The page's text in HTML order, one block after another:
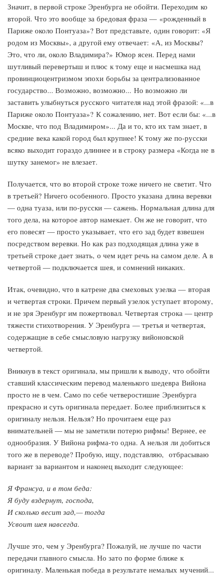
Значит, в первой строке Эренбурга не обойти. Переходим ко
второй. Что это вообще за бредовая фраза — «рожденный в
Париже около Понтуаза»? Вот представьте, один говорит: «Я
родом из Москвы», а другой ему отвечает: «А, из Москвы?
Это, что ли, около Владимира?» Юмор ясен. Перед нами
шутливый перевертыш и плюс к тому еще и насмешка над
провинциоцентризмом эпохи борьбы за централизованное
государство... Возможно, возможно... Но возможно ли
заставить улыбнуться русского читателя над этой фразой: «...в
Париже около Понтуаза»? К сожалению, нет. Вот если бы: «...в
Москве, что под Владимиром»... Да и то, кто их там знает, в
средние века какой город был крупнее! К тому же по-русски
всяко выходит гораздо длиннее и в строку размера «Когда не в
шутку занемог» не влезает.
Получается, что во второй строке тоже ничего не светит. Что
в третьей? Ничего особенного. Просто указана длина веревки
— одна туаза, или по-русски — сажень. Нормальная длина для
того дела, на которое автор намекает. Он же не говорит, что
его повесят — просто указывает, что его зад будет взвешен
посредством веревки. Но как раз подходящая длина уже в
третьей строке дает знать, о чем идет речь на самом деле. А в
четвертой — подключается шея, и сомнений никаких.
Итак, очевидно, что в катрене два смеховых узелка — вторая
и четвертая строки. Причем первый узелок уступает второму,
и не зря Эренбург им пожертвовал. Четвертая строка — центр
тяжести стихотворения. У Эренбурга — третья и четвертая,
содержащие в себе смысловую нагрузку вийоновской
четвертой.
Вникнув в текст оригинала, мы пришли к выводу, что обойти
ставший классическим перевод маленького шедевра Вийона
просто не в чем. Само по себе четверостишие Эренбурга
прекрасно и суть оригинала передает. Более приблизиться к
оригиналу нельзя. Нельзя? Но прочитаем еще раз
внимательней — мы не заметили потерю рифмы! Вернее, ее
однообразия. У Вийона рифма-то одна. А нельзя ли добиться
того же в переводе? Пробую, ищу, подставляю, отбрасываю
вариант за вариантом и наконец выходит следующее:
Я Франсуа, и в том беда:
Я буду вздернут, господа,
И сколько весит зад,— тогда
Усвоит шея навсегда.
Лучше это, чем у Эренбурга? Пожалуй, не лучше по части
передачи главного смысла. Но зато по форме ближе к
оригиналу. Маленькая победа в результате немалых мучений...